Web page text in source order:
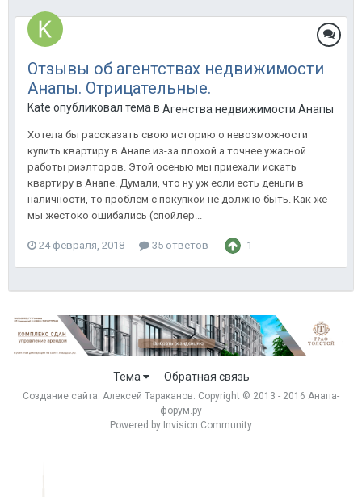
Отзывы об агентствах недвижимости
Анапы. Отрицательные.
Kate опубликовал тема в Агенства недвижимости Анапы
Хотела бы рассказать свою историю о невозможности
купить квартиру в Анапе из-за плохой а точнее ужасной
работы риэлторов. Этой осенью мы приехали искать
квартиру в Анапе. Думали, что ну уж если есть деньги в
наличности, то проблем с покупкой не должно быть. Как же
мы жестоко ошибались (спойлер...
24 февраля, 2018 35 ответов 1
Тема Обратная связь
Создание сайта: Алексей Тараканов . Copyright © 2013 - 2016 Анапа-
форум.ру
Powered by Invision Community